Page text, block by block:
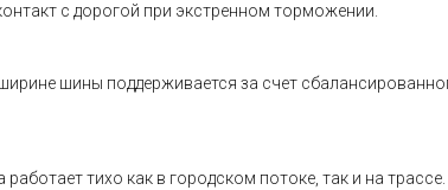
с дорогой при экстренном торможении.
шины поддерживается за счет
тихо как в городском потоке, так и на